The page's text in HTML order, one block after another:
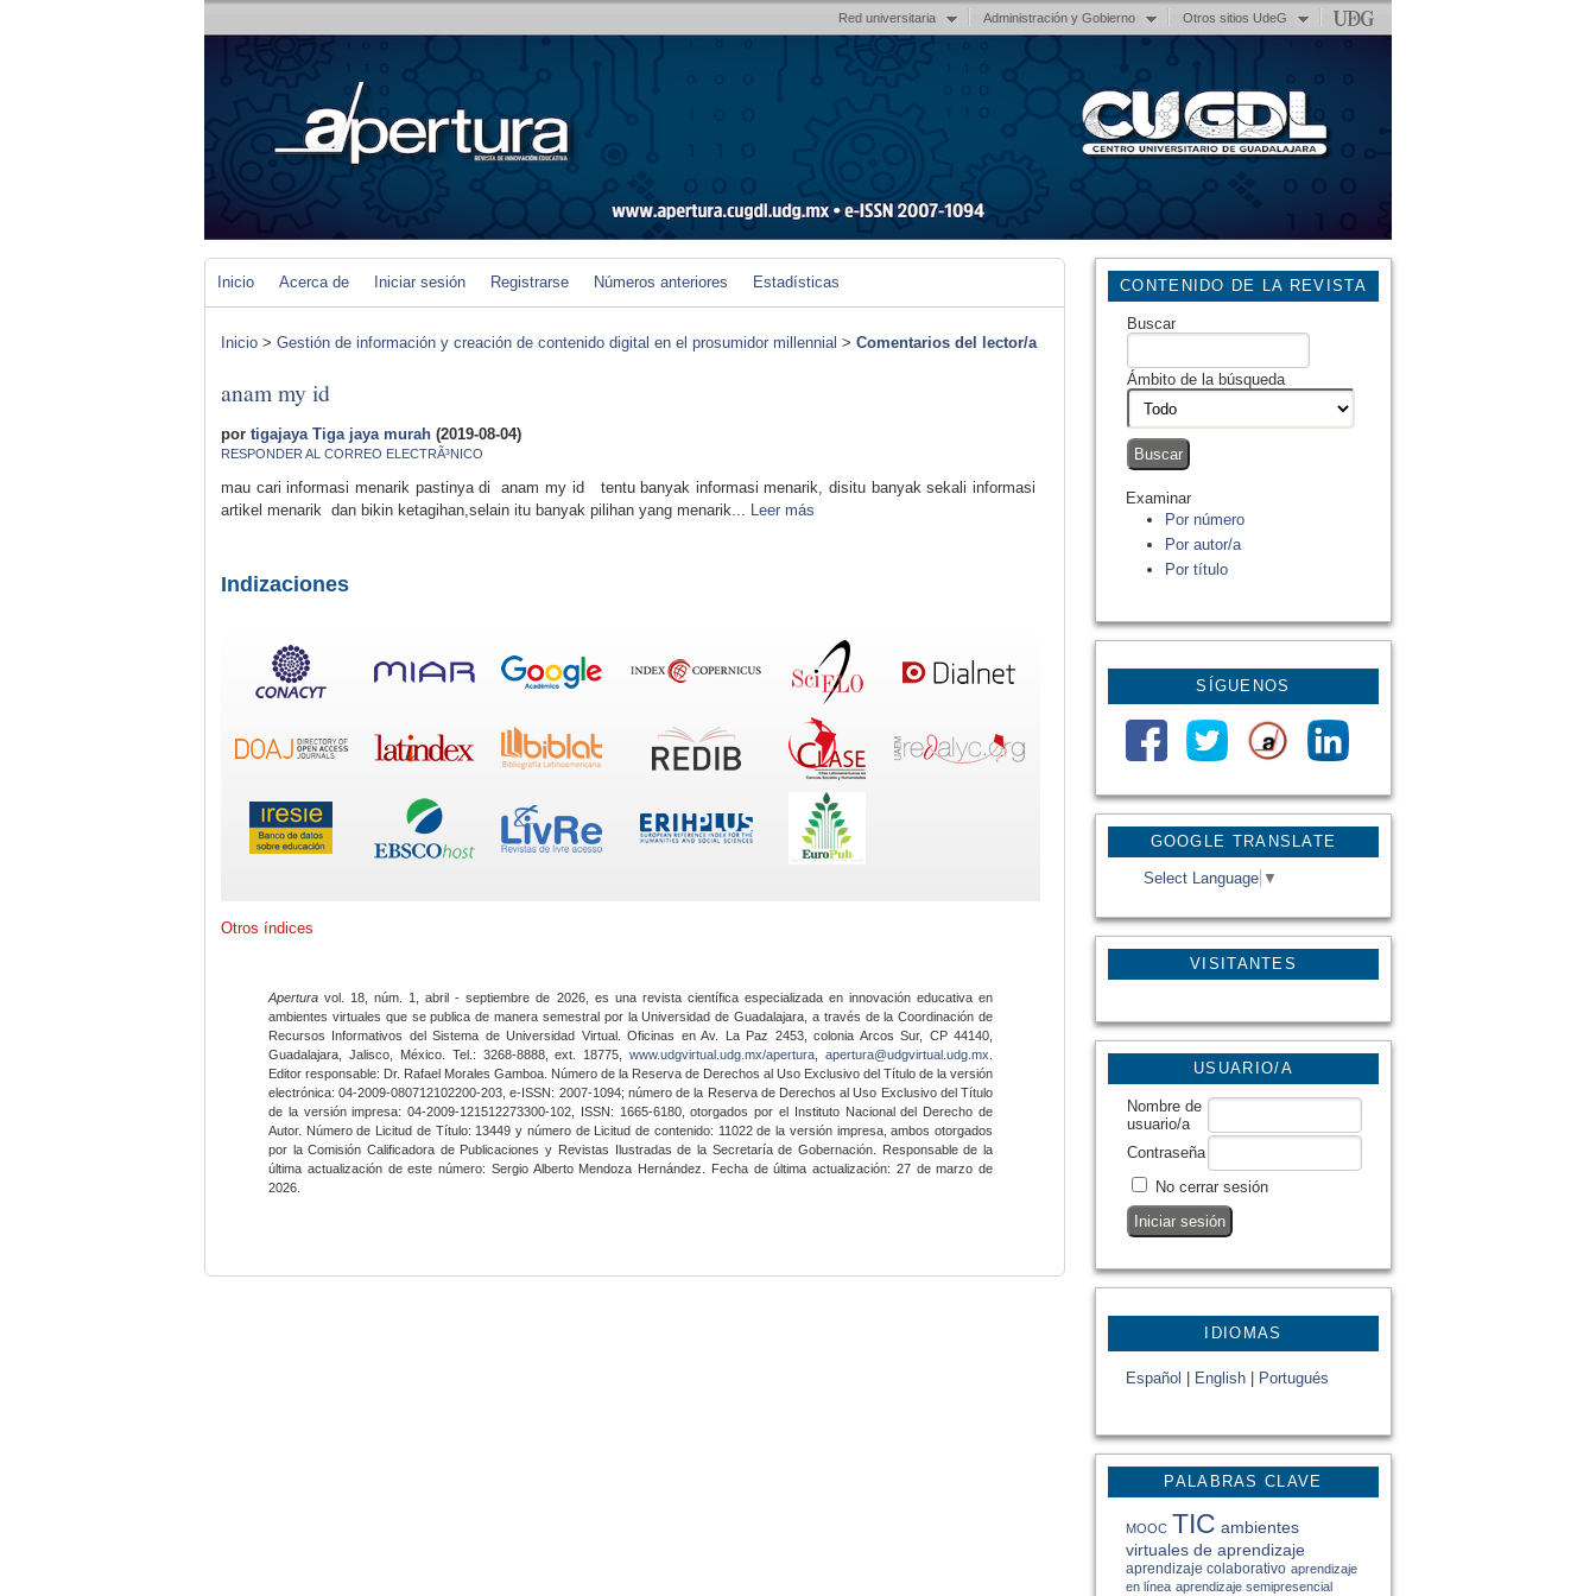
Red universitaria Administración y Gobierno Otros sitios UdeG
GOOGLE TRANSLATE
Select Language ▼
VISITANTES
CONTENIDO DE LA REVISTA
Buscar
Ámbito de la búsqueda
Examinar
Por número
Por autor/a
Por título
SÍGUENOS
USUARIO/A
Nombre de
usuario/a
Contraseña
No cerrar sesión
IDIOMAS
Español English Portugués
PALABRAS CLAVE
MOOC TIC ambientes
virtuales de aprendizaje
aprendizaje colaborativo aprendizaje
en línea aprendizaje semipresencial
Inicio Acerca de Iniciar sesión Registrarse Números anteriores Estadísticas
Inicio > Gestión de información y creación de contenido digital en el prosumidor millennial > Comentarios del lector/a
anam my id
por tigajaya Tiga jaya murah (2019-08-04)
RESPONDER AL CORREO ELECTRÃ³NICO
mau cari informasi menarik pastinya di anam my id tentu banyak informasi menarik, disitu banyak sekali informasi
artikel menarik dan bikin ketagihan,selain itu banyak pilihan yang menarik... Leer más
Indizaciones
Otros índices
Apertura vol. 18, núm. 1, abril - septiembre de 2026, es una revista científica especializada en innovación educativa en
ambientes virtuales que se publica de manera semestral por la Universidad de Guadalajara, a través de la Coordinación de
Recursos Informativos del Sistema de Universidad Virtual. Oficinas en Av. La Paz 2453, colonia Arcos Sur, CP 44140,
Guadalajara, Jalisco, México. Tel.: 3268-8888, ext. 18775,www.udgvirtual.udg.mx/apertura apertura@udgvirtual.udg.mx
Editor responsable: Dr. Rafael Morales Gamboa. Número de la Reserva de Derechos al Uso Exclusivo del Título de la versión
electrónica: 04-2009-080712102200-203, e-ISSN: 2007-1094; número de la Reserva de Derechos al Uso Exclusivo del Título
de la versión impresa: 04-2009-121512273300-102, ISSN: 1665-6180, otorgados por el Instituto Nacional del Derecho de
Autor. Número de Licitud de Título: 13449 y número de Licitud de contenido: 11022 de la versión impresa, ambos otorgados
por la Comisión Calificadora de Publicaciones y Revistas Ilustradas de la Secretaría de Gobernación. Responsable de la
última actualización de este número: Sergio Alberto Mendoza Hernández. Fecha de última actualización: 27 de marzo de
2026.